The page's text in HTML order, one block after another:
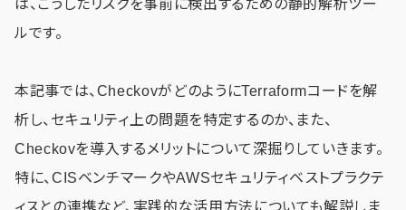
は、こうしたリスクを事前に検出するための静的解析ツー
ルです。
本記事では、CheckovがどのようにTerraformコードを解
析し、セキュリティ上の問題を特定するのか、また、
Checkovを導入するメリットについて深掘りしていきます。
特に、CISベンチマークやAWSセキュリティベストプラクテ